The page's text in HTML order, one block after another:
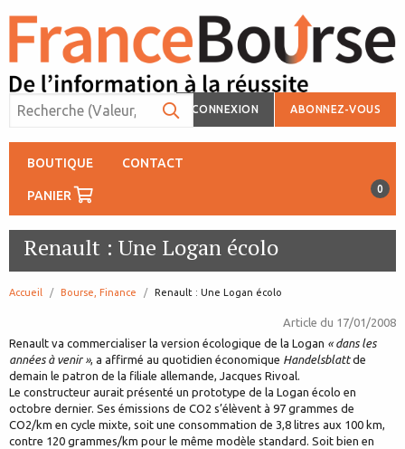
CONNEXION ABONNEZ-VOUS
BOUTIQUE CONTACT
PANIER 0
Renault : Une Logan écolo
Accueil Bourse, Finance page:
Renault : Une Logan écolo
Article du 17/01/2008
Renault va commercialiser la version écologique de la Logan « dans les
années à venir », a affirmé au quotidien économique Handelsblattde
demain le patron de la filiale allemande, Jacques Rivoal.
Le constructeur aurait présenté un prototype de la Logan écolo en
octobre dernier. Ses émissions de CO2 s’élèvent à 97 grammes de
CO2/km en cycle mixte, soit une consommation de 3,8 litres aux 100 km,
contre 120 grammes/km pour le même modèle standard. Soit bien en